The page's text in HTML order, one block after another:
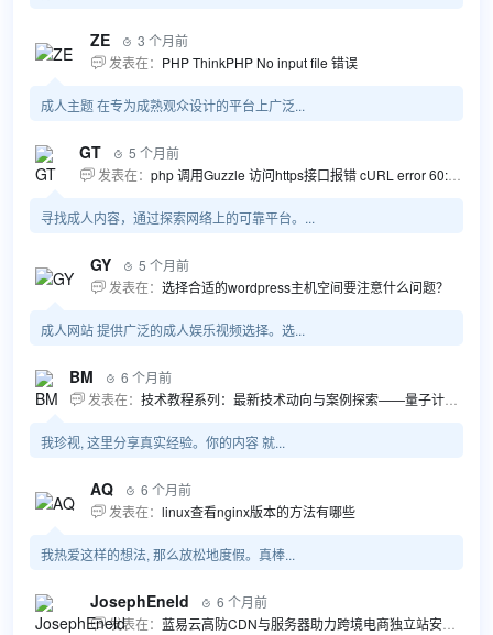
ZE  3 个月前
 发表在： PHP ThinkPHP No input file 错误
成人主题 在专为成熟观众设计的平台上广泛...
GT  5 个月前
 发表在： php 调用Guzzle 访问https接口报错 cURL error 60: SSL certificate problem...
寻找成人内容，通过探索网络上的可靠平台。...
GY  5 个月前
 发表在： 选择合适的wordpress主机空间要注意什么问题？
成人网站 提供广泛的成人娱乐视频选择。选...
BM  6 个月前
 发表在： 技术教程系列：最新技术动向与案例探索——量子计算商业应用揭秘 该教程将深入探索最新技术动态，重点关注量子计算技术在商业领域的应用，结合具体案例阐述其背景、起因、经过和结果。同时，强调技术文档和运维文档的重要性，揭示它们在新技术发展和行业标准...
我珍视, 这里分享真实经验。你的内容 就...
AQ  6 个月前
 发表在： linux查看nginx版本的方法有哪些
我热爱这样的想法, 那么放松地度假。真棒...
JosephEneld  6 个月前
 发表在： 蓝易云高防CDN与服务器助力跨境电商独立站安全高效发展